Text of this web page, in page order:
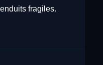
fragiles.